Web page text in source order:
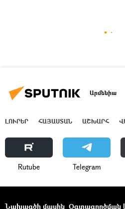
Արմենիա
ԼՈՒՐԵՐ ՀԱՅԱՍՏԱՆ ԱՇԽԱՐՀ
Rutube Telegram
Նախագծի մասին Օգտագործման